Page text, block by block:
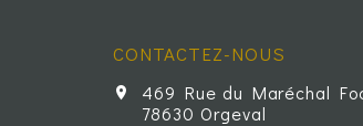
CONTACTEZ-NOUS
469 Rue du Maréchal
78630 Orgeval